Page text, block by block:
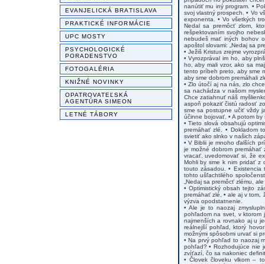
EVANJELICKÁ BRATISLAVA
PRAKTICKÉ INFORMÁCIE
UPC MOSTY
PSYCHOLOGICKÉ
PORADENSTVO
FOTOGALÉRIA
KNIŽNÉ NOVINKY
OPATROVATEĽSKÁ
AGENTÚRA SIMEON
LETNÉ TÁBORY
nanútiť mu iný program. •
svoj vlastný prospech. • Vo
exponenta. • Vo všetkých
Nedal sa premôcť zlom,
rešpektovaním svojho
nebudeš mať iných bohov
apoštol slovami: „Nedaj sa
• Ježiš Kristus zrejme
• Vyrozprával im ho, aby
ho, aby mali vzor, ako sa
tento príbeh preto, aby sme
aby sme dobrom premáhali
• Zlo útočí aj na nás, zlo
sa nachádza v našom
Chce zatiahnuť náš
aspoň pokaziť čistú radosť
sme sa postupne učiť vždy
účinne bojovať. • A potom by
• Tieto slová obsahujú
premáhať zlé. • Dokladom
svietiť ako slnko v našich
• V Biblii je mnoho ďalších
je možné dobrom
vracať, uvedomovať si, že
Mohli by sme k nim pridať z
touto zásadou. •
tohto ušľachtilého
„Nedaj sa premôcť zlému,
• Optimistický obsah tejto
premáhať zlé, • ale aj v tom,
výzva opodstatnenie.
• Ale je to naozaj
pohľadom na svet, v ktorom
najmenších a rovnako aj u
reálnejší pohľad, ktorý
možnými spôsobmi urvať si
• Na prvý pohľad to naozaj
pohľad? • Rozhodujúce nie
zvíťazí, čo sa nakoniec
• Človek človeku vlkom –